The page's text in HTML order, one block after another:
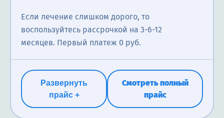
Если лечение слишком дорого, то
воспользуйтесь рассрочкой на 3-6-12
месяцев. Первый платеж 0 руб.
Развернуть
прайс +
Смотреть полный
прайс